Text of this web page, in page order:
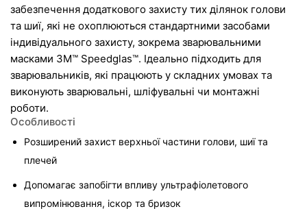
забезпечення додаткового захисту тих ділянок голови
та шиї, які не охоплюються стандартними засобами
індивідуального захисту, зокрема зварювальними
масками 3M™ Speedglas™. Ідеально підходить для
зварювальників, які працюють у складних умовах та
виконують зварювальні, шліфувальні чи монтажні
роботи.
Особливості
Розширений захист верхньої частини голови, шиї та
плечей
Допомагає запобігти впливу ультрафіолетового
випромінювання, іскор та бризок